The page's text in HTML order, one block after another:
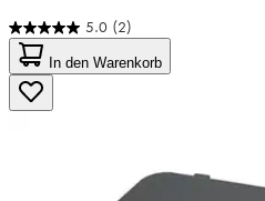
5.0 (2)
5.0
von
5
Sternen.
2
In den Warenkorb